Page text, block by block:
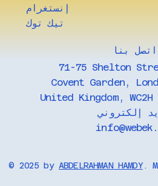
تيك توك
إنستغرام
​اتصل بنا
71-75 Shelton
Covent Garden,
United Kingdom, WC2H
© 2025 by ABDELRAHMAN HAMDY.